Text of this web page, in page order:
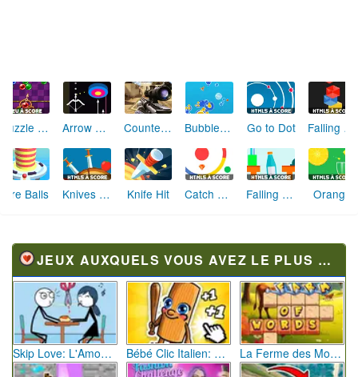
Wall Destroyer Road of Fury 3 : Desert Strike Tank Fury Smileys Archery Mania Knife Rain
Choose Gravity Circle Flip Game Knife Shooter Kick Master Jelly Up Retro Speed
JEUX AUXQUELS VOUS AVEZ LE PLUS JOUÉ
Skip Love: L'Amour en Péril Bébé Clic Italien: La Folie des Petits Bambins La Ferme des Mots - Cultivez votre Vocabulaire